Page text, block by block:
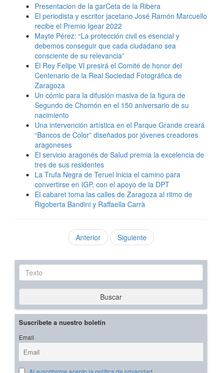
Presentacion de la garCeta de la Ribera
El periodista y escritor jacetano José Ramón Marcuello
recibe el Premio Igear 2022
Mayte Pérez: “La protección civil es esencial y
debemos conseguir que cada ciudadano sea
consciente de su relevancia”
El Rey Felipe VI presirá el Comité de honor del
Centenario de la Real Sociedad Fotográfica de
Zaragoza
Un cómic para la difusión masiva de la figura de
Segundo de Chomón en el 150 aniversario de su
nacimiento
Una intervención artística en el Parque Grande creará
“Bancos de Color” diseñados por jóvenes creadores
aragoneses
El servicio aragonés de Salud premia la excelencia de
tres de sus residentes
La Trufa Negra de Teruel inicia el camino para
convertirse en IGP, con el apoyo de la DPT
El cabaret toma las calles de Zaragoza al ritmo de
Rigoberta Bandini y Raffaella Carrà
Anterior Siguiente
Texto
Buscar
Suscríbete a nuestro boletín
Email